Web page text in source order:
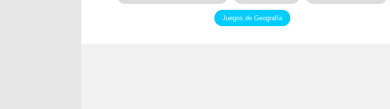
Juegos de Geografía